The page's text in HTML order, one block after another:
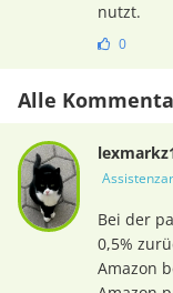
nutzt.
0
Alle
Bei der
0,5%
Amazon